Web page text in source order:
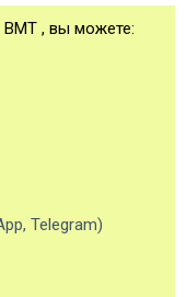
ВМТ , вы можете:
Telegram)